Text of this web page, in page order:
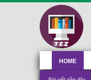
HOME